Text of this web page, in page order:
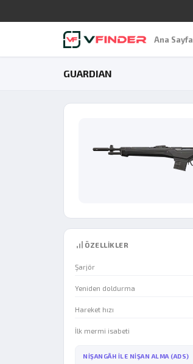
Ana Sayfa
GUARDIAN
ÖZELLIKLER
Şarjör
Yeniden doldurma
Hareket hızı
İlk mermi isabeti
NIŞANGÂH ILE NIŞAN ALMA (ADS)